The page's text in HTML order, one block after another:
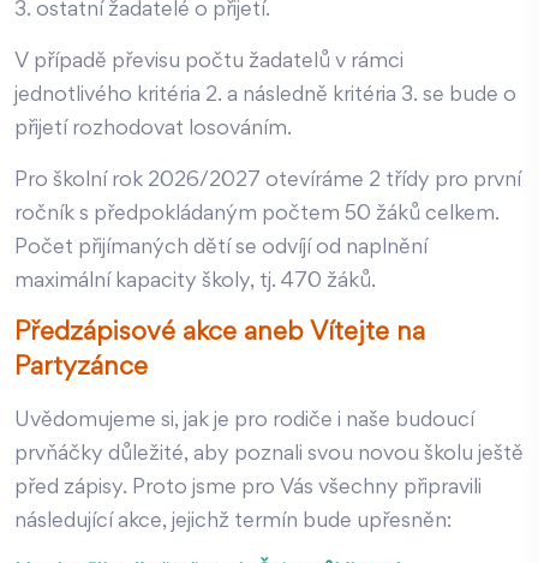
3. ostatní žadatelé o přijetí.
V případě převisu počtu žadatelů v rámci
jednotlivého kritéria 2. a následně kritéria 3. se bude o
přijetí rozhodovat losováním.
Pro školní rok 2026/2027 otevíráme 2 třídy pro první
ročník s předpokládaným počtem 50 žáků celkem.
Počet přijímaných dětí se odvíjí od naplnění
maximální kapacity školy, tj. 470 žáků.
Předzápisové akce aneb Vítejte na
Partyzánce
Uvědomujeme si, jak je pro rodiče i naše budoucí
prvňáčky důležité, aby poznali svou novou školu ještě
před zápisy. Proto jsme pro Vás všechny připravili
následující akce, jejichž termín bude upřesněn: